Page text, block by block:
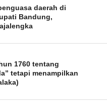
daerah di
Bandung,
1760 tentang
tetapi menampilkan